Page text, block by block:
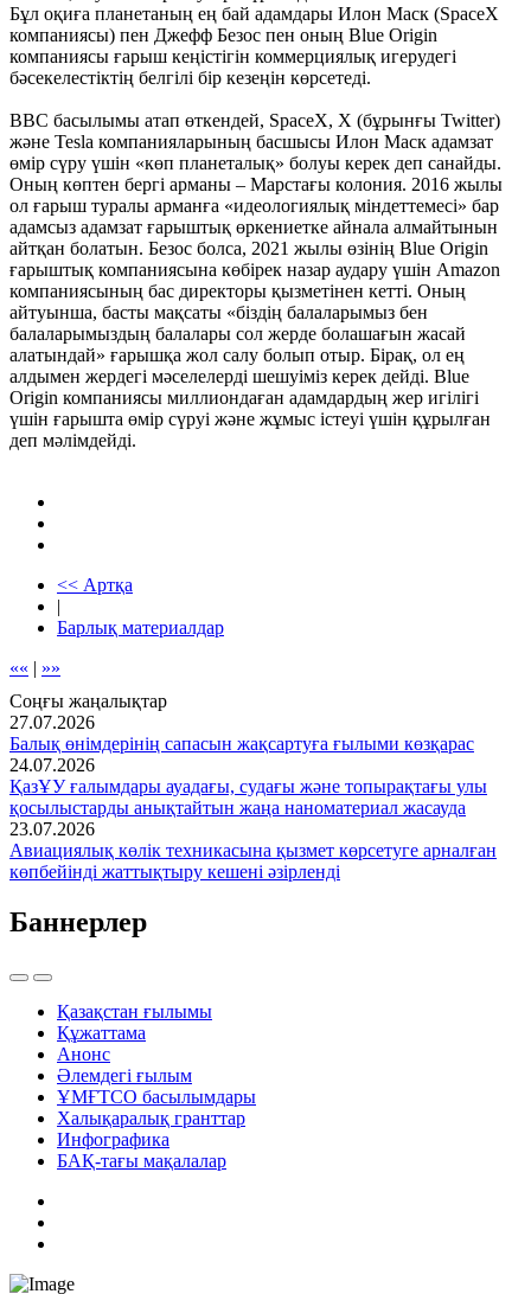
Бұл оқиға планетаның ең бай адамдары Илон Маск (SpaceX
компаниясы) пен Джефф Безос пен оның Blue Origin
компаниясы ғарыш кеңістігін коммерциялық игерудегі
бәсекелестіктің белгілі бір кезеңін көрсетеді.
BBC басылымы атап өткендей, SpaceX, X (бұрынғы Twitter)
және Tesla компанияларының басшысы Илон Маск адамзат
өмір сүру үшін «көп планеталық» болуы керек деп санайды.
Оның көптен бергі арманы – Марстағы колония. 2016 жылы
ол ғарыш туралы арманға «идеологиялық міндеттемесі» бар
адамсыз адамзат ғарыштық өркениетке айнала алмайтынын
айтқан болатын. Безос болса, 2021 жылы өзінің Blue Origin
ғарыштық компаниясына көбірек назар аудару үшін Amazon
компаниясының бас директоры қызметінен кетті. Оның
айтуынша, басты мақсаты «біздің балаларымыз бен
балаларымыздың балалары сол жерде болашағын жасай
алатындай» ғарышқа жол салу болып отыр. Бірақ, ол ең
алдымен жердегі мәселелерді шешуіміз керек дейді. Blue
Origin компаниясы миллиондаған адамдардың жер игілігі
үшін ғарышта өмір сүруі және жұмыс істеуі үшін құрылған
деп мәлімдейді.
<< Артқа
|
Барлық материалдар
«« | »»
Соңғы жаңалықтар
27.07.2026
Балық өнімдерінің сапасын жақсартуға ғылыми көзқарас
24.07.2026
ҚазҰУ ғалымдары ауадағы, судағы және топырақтағы улы
қосылыстарды анықтайтын жаңа наноматериал жасауда
23.07.2026
Авиациялық көлік техникасына қызмет көрсетуге арналған
көпбейінді жаттықтыру кешені әзірленді
Баннерлер
Қазақстан ғылымы
Құжаттама
Анонс
Әлемдегі ғылым
ҰМҒТСО басылымдары
Халықаралық гранттар
Инфографика
БАҚ-тағы мақалалар